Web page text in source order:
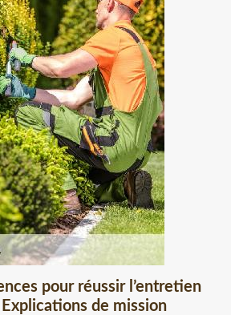
pour réussir l’entretien
de mission